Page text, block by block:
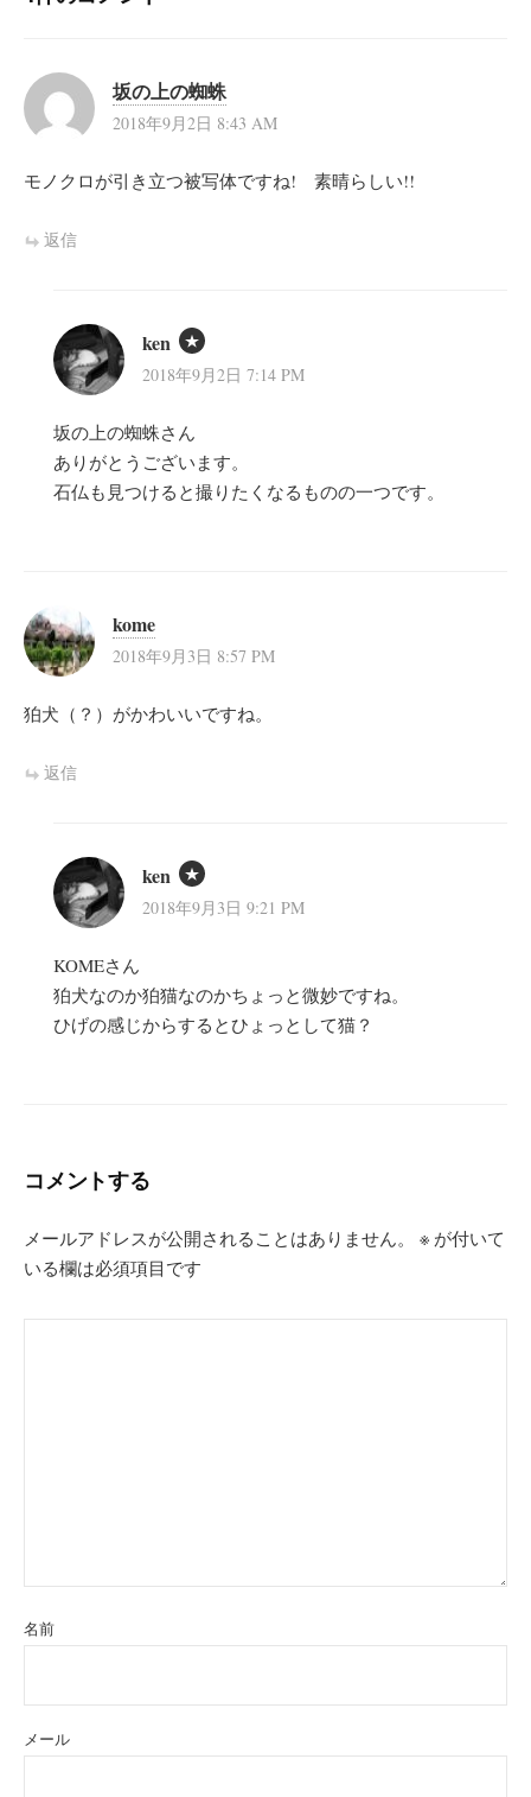
坂の上の蜘蛛
2018年9月2日 8:43 AM
モノクロが引き立つ被写体ですね! 素晴らしい!!
返信
ken
2018年9月2日 7:14 PM
坂の上の蜘蛛さん
ありがとうございます。
石仏も見つけると撮りたくなるものの一つです。
kome
2018年9月3日 8:57 PM
狛犬（？）がかわいいですね。
返信
ken
2018年9月3日 9:21 PM
KOMEさん
狛犬なのか狛猫なのかちょっと微妙ですね。
ひげの感じからするとひょっとして猫？
コメントする
メールアドレスが公開されることはありません。 ※ が付いて
いる欄は必須項目です
名前
メール